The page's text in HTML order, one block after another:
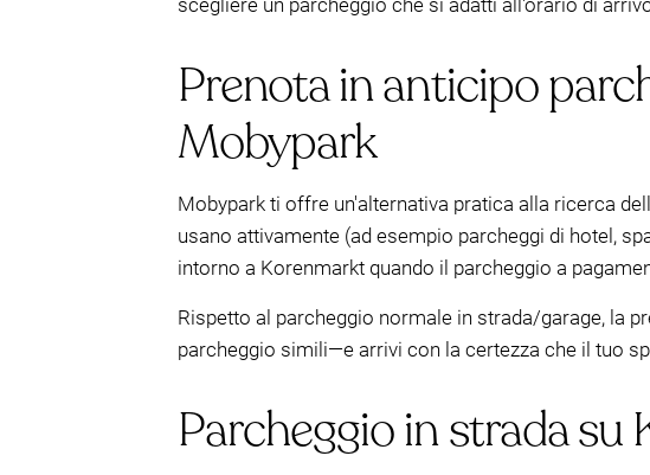
scegliere un parcheggio che si adatti all'orario di
Prenota in anticipo
Mobypark
Mobypark ti offre un'alternativa pratica alla ricerca
usano attivamente (ad esempio parcheggi di hotel,
intorno a Korenmarkt quando il parcheggio a
Rispetto al parcheggio normale in strada/garage, la
parcheggio simili—e arrivi con la certezza che il tuo
Parcheggio in strada